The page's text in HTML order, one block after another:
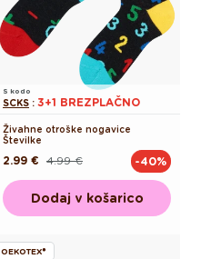
S kodo
SCKS : 3+1 BREZPLAČNO
Živahne otroške nogavice
Številke
Redna 4.99 €
Akcijska
2.99 € -40%
Dodaj v košarico
OEKOTEX®